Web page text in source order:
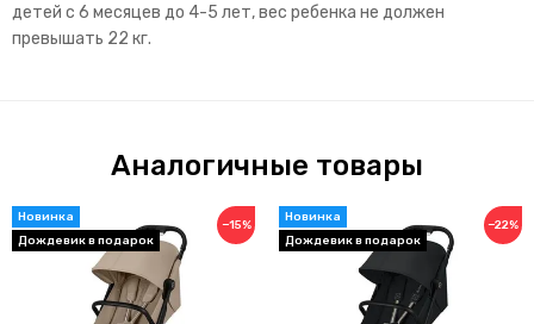
детей с 6 месяцев до 4-5 лет, вес ребенка не должен
превышать 22 кг.
Аналогичные товары
−15% −22%